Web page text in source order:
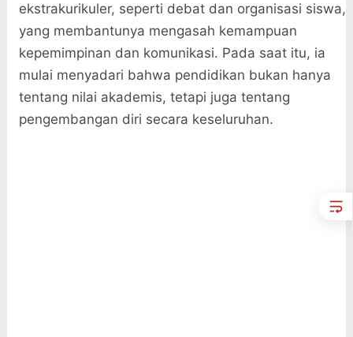
ekstrakurikuler, seperti debat dan organisasi siswa,
yang membantunya mengasah kemampuan
kepemimpinan dan komunikasi. Pada saat itu, ia
mulai menyadari bahwa pendidikan bukan hanya
tentang nilai akademis, tetapi juga tentang
pengembangan diri secara keseluruhan.